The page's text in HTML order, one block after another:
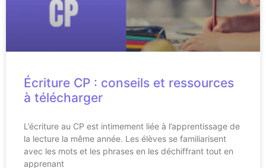
Écriture CP : conseils et ressources
à télécharger
L’écriture au CP est intimement liée à l’apprentissage de
la lecture la même année. Les élèves se familiarisent
avec les mots et les phrases en les déchiffrant tout en
apprenant